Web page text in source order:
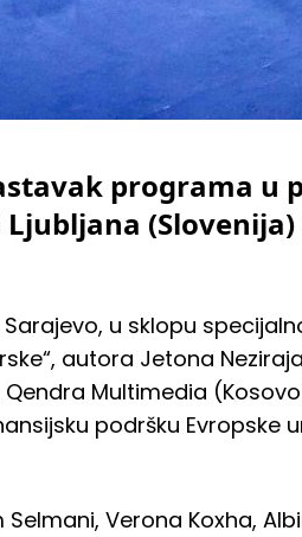
programa u
u sklopu
autora Jetona
Multimedia
podršku Evropske
Verona Koxha,